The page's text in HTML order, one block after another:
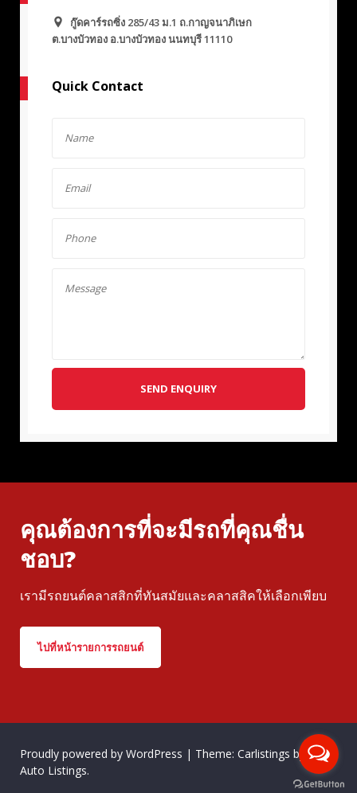
กู๊ดคาร์รถซิ่ง 285/43 ม.1 ถ.กาญจนาภิเษก
ต.บางบัวทอง อ.บางบัวทอง นนทบุรี 11110
Quick Contact
SEND ENQUIRY
คุณต้องการที่จะมีรถที่คุณชื่น
ชอบ?
เรามีรถยนต์คลาสสิกที่ทันสมัยและคลาสสิคให้เลือกเพียบ
ไปที่หน้ารายการรถยนต์
Proudly powered by WordPress | Theme: Carlistings byWP
Auto Listings.